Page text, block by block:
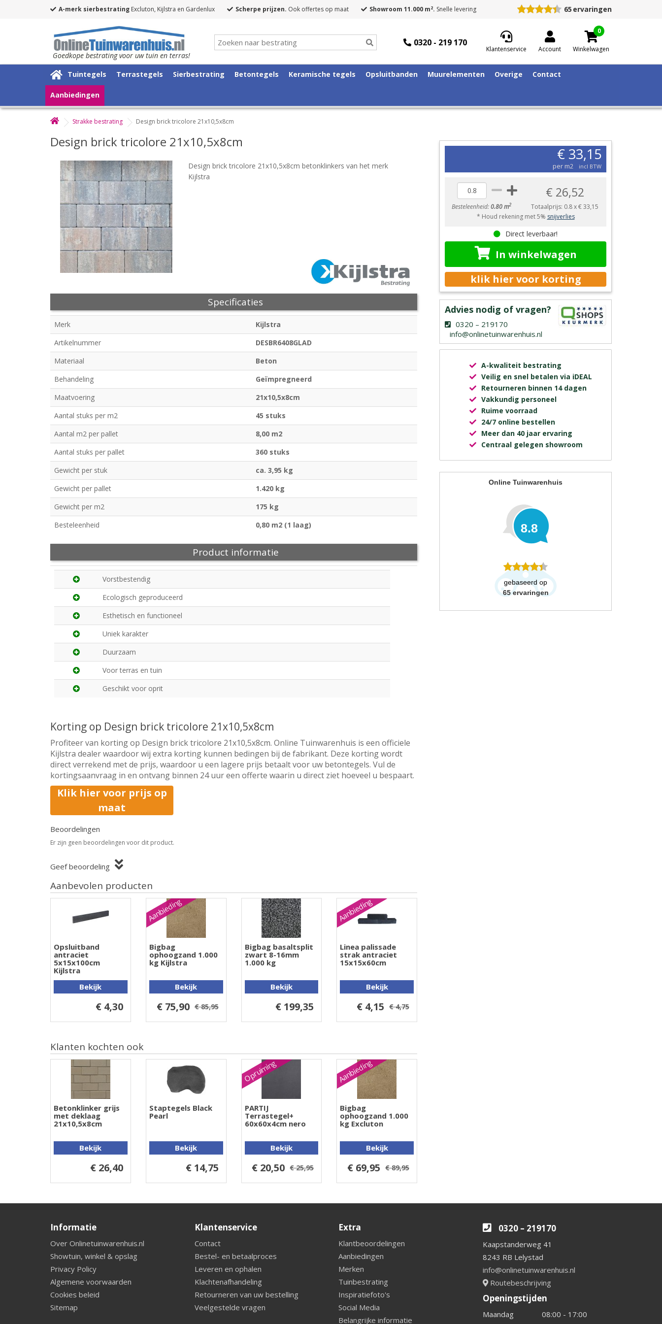
A-merk sierbestrating Excluton, Kijlstra en Gardenlux Scherpe prijzen. Ook offertes op maat Showroom 11.000 m2. Snelle levering 65 ervaringen
Goedkope bestrating voor uw tuin en terras!
0320 - 219 170
Klantenservice Account
0
Winkelwagen
Tuintegels Terrastegels Sierbestrating Betontegels Keramische tegels Opsluitbanden Muurelementen Overige Contact
Aanbiedingen
Strakke bestrating Design brick tricolore 21x10,5x8cm
Design brick tricolore 21x10,5x8cm
Design brick tricolore 21x10,5x8cm betonklinkers van het merk ​
Kijlstra
Specificaties
Merk
Kijlstra
Artikelnummer
DESBR6408GLAD
Materiaal
Beton
Behandeling
Geïmpregneerd
Maatvoering
21x10,5x8cm
Aantal stuks per m2
45 stuks
Aantal m2 per pallet
8,00 m2
Aantal stuks per pallet
360 stuks
Gewicht per stuk
ca. 3,95 kg
Gewicht per pallet
1.420 kg
Gewicht per m2
175 kg
Besteleenheid
0,80 m2 (1 laag)
Product informatie
Vorstbestendig
Ecologisch geproduceerd
Esthetisch en functioneel
Uniek karakter
Duurzaam
Voor terras en tuin
Geschikt voor oprit
Korting op Design brick tricolore 21x10,5x8cm
Profiteer van korting op Design brick tricolore 21x10,5x8cm. Online Tuinwarenhuis is een officiele
Kijlstra dealer waardoor wij extra korting kunnen bedingen bij de fabrikant. Deze korting wordt
direct verrekend met de prijs, waardoor u een lagere prijs betaalt voor uw betontegels. Vul de
kortingsaanvraag in en ontvang binnen 24 uur een offerte waarin u direct ziet hoeveel u bespaart.
Klik hier voor prijs op
maat
Beoordelingen
Er zijn geen beoordelingen voor dit product.
Geef beoordeling
Aanbevolen producten
Opsluitband
antraciet
5x15x100cm
Kijlstra
Bekijk
€ 4,30
Aanbieding
Bigbag
ophoogzand 1.000
kg Kijlstra
Bekijk
€ 75,90 € 85,95
Bigbag basaltsplit
zwart 8-16mm
1.000 kg
Bekijk
€ 199,35
Aanbieding
Linea palissade
strak antraciet
15x15x60cm
Bekijk
€ 4,15 € 4,75
Klanten kochten ook
Betonklinker grijs
met deklaag
21x10,5x8cm
Bekijk
€ 26,40
Staptegels Black
Pearl
Bekijk
€ 14,75
Opruiming
PARTIJ
Terrastegel+
60x60x4cm nero
Bekijk
€ 20,50 € 25,95
Aanbieding
Bigbag
ophoogzand 1.000
kg Excluton
Bekijk
€ 69,95 € 89,95
€ 33,15
per m2 incl BTW
Besteleenheid:0.80 m2
€ 26,52
Totaalprijs: 0.8x€ 33,15
* Houd rekening met 5% snijverlies
Direct leverbaar!
In winkelwagen
klik hier voor korting
Advies nodig of vragen?
0320 – 219170
info@onlinetuinwarenhuis.nl
A-kwaliteit bestrating
Veilig en snel betalen via iDEAL
Retourneren binnen 14 dagen
Vakkundig personeel
Ruime voorraad
24/7 online bestellen
Meer dan 40 jaar ervaring
Centraal gelegen showroom
Online Tuinwarenhuis
8.8
gebaseerd op
65 ervaringen
Informatie
Over Onlinetuinwarenhuis.nl
Showtuin, winkel & opslag
Privacy Policy
Algemene voorwaarden
Cookies beleid
Sitemap
Klantenservice
Contact
Bestel- en betaalproces
Leveren en ophalen
Klachtenafhandeling
Retourneren van uw bestelling
Veelgestelde vragen
Extra
Klantbeoordelingen
Aanbiedingen
Merken
Tuinbestrating
Inspiratiefoto's
Social Media
Belangrijke informatie
0320 – 219170
Kaapstanderweg 41
8243 RB Lelystad
info@onlinetuinwarenhuis.nl
Routebeschrijving
Openingstijden
Maandag
08:00 - 17:00